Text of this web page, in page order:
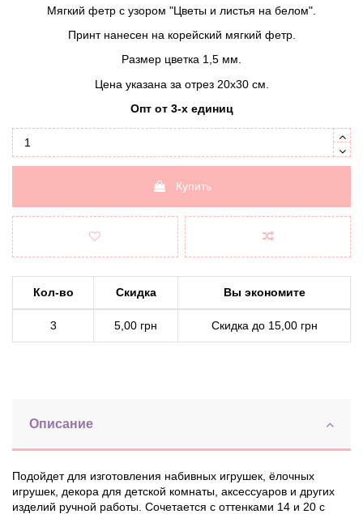
Мягкий фетр с узором "Цветы и листья на белом".
Принт нанесен на корейский мягкий фетр.
Размер цветка 1,5 мм.
Цена указана за отрез 20х30 см.
Опт от 3-х единиц
Купить
Кол-во Скидка Вы экономите
3 5,00 грн Скидка до 15,00 грн
Описание
Подойдет для изготовления набивных игрушек, ёлочных
игрушек, декора для детской комнаты, аксессуаров и других
изделий ручной работы. Сочетается с оттенками 14 и 20 с